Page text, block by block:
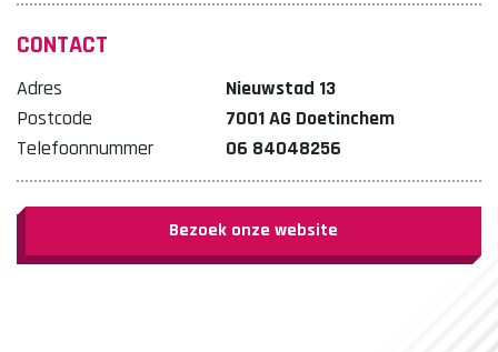
CONTACT
Adres
Nieuwstad 13
Postcode
7001 AG Doetinchem
Telefoonnummer
06 84048256
Bezoek onze website